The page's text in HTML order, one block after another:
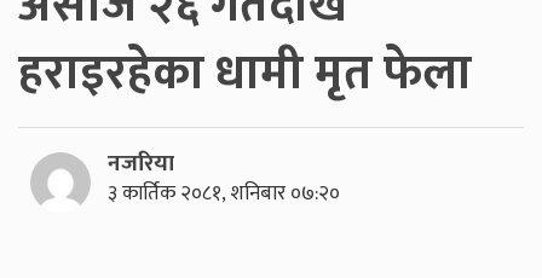
हराइरहेका धामी मृत फेला
नजरिया
३ कार्तिक २०८१, शनिबार ०७:२०